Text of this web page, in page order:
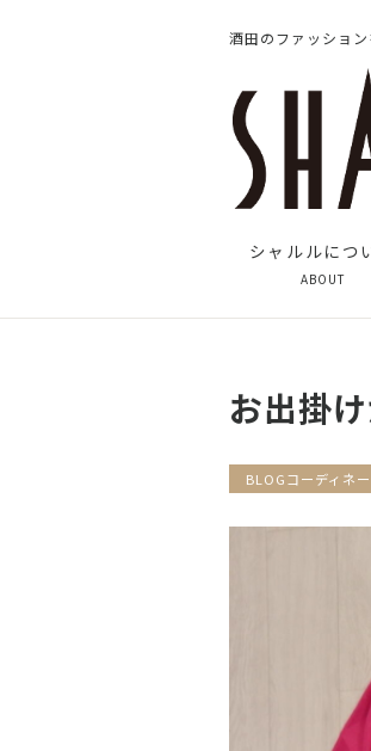
酒田のファッショ
シャルルにつ
ABOUT
お出掛
BLOGコーディネ